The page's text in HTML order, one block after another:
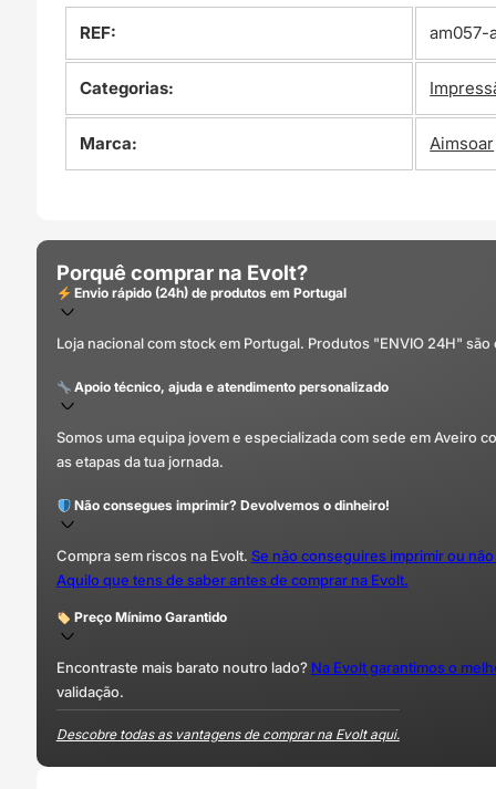
REF: am057-
Categorias:
Marca: Aimsoar
Porquê comprar na Evolt?
Envio rápido (24h) de produtos em Portugal
Loja nacional com stock em Portugal. Produtos "ENVIO 24H"
Apoio técnico, ajuda e atendimento personalizado
Somos uma equipa jovem e especializada com sede em Aveiro
as etapas da tua jornada.
Não consegues imprimir? Devolvemos o dinheiro!
Compra sem riscos na Evolt. Se não conseguires imprimir ou
Aquilo que tens de saber antes de comprar na Evolt.
Preço Mínimo Garantido
Encontraste mais barato noutro lado? Na Evolt garantimos o
validação.
Descobre todas as vantagens de comprar na Evolt aqui.